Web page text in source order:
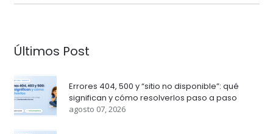
Últimos Post
Errores 404, 500 y “sitio no disponible”: qué
significan y cómo resolverlos paso a paso
agosto 07, 2026